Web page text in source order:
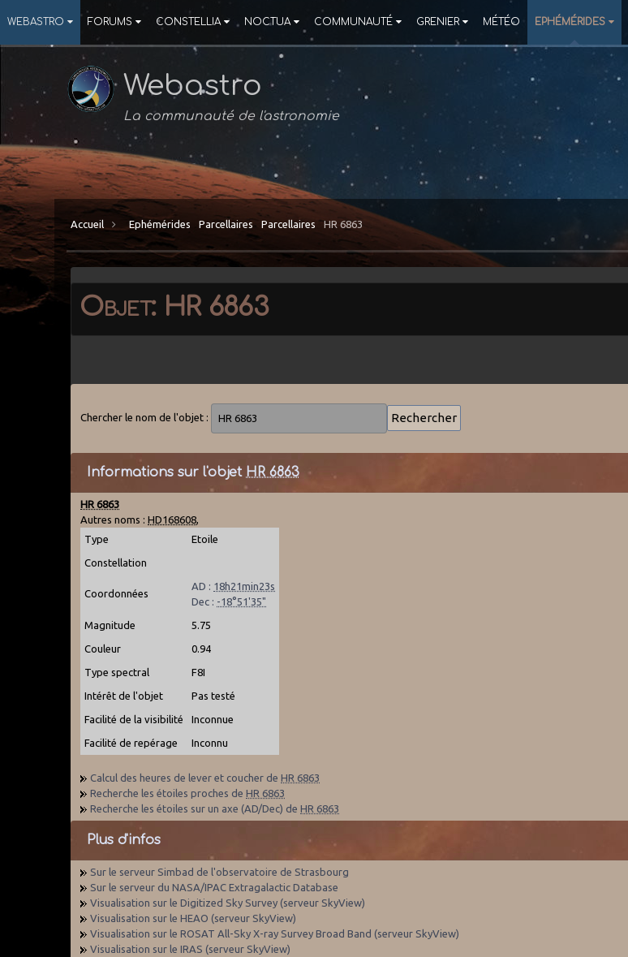
WEBASTRO FORUMS CONSTELLIA NOCTUA COMMUNAUTÉ GRENIER MÉTÉO EPHÉMÉRIDES
Webastro
La communauté de l'astronomie
Accueil Ephémérides Parcellaires Parcellaires HR 6863
Objet: HR 6863
Chercher le nom de l'objet :
Informations sur l'objet HR 6863
HR 6863
Autres noms :HD168608
Type
Etoile
Constellation
Coordonnées
AD : 18h21min23s
Dec : -18°51'35"
Magnitude 5.75
Couleur 0.94
Type spectral F8I
Intérêt de l'objet Pas testé
Facilité de la visibilité Inconnue
Facilité de repérage Inconnu
Calcul des heures de lever et coucher deHR 6863
Recherche les étoiles proches deHR 6863
Recherche les étoiles sur un axe (AD/Dec) deHR 6863
Plus d'infos
Sur le serveur Simbad de l'observatoire de Strasbourg
Sur le serveur du NASA/IPAC Extragalactic Database
Visualisation sur le Digitized Sky Survey (serveur SkyView)
Visualisation sur le HEAO (serveur SkyView)
Visualisation sur le ROSAT All-Sky X-ray Survey Broad Band (serveur SkyView)
Visualisation sur le IRAS (serveur SkyView)